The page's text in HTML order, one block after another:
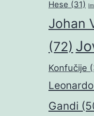
Hese (31)
Johan
(72)
Konfučije
Gandi